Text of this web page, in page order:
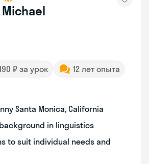
Michael
₽ за урок
12 лет опыта
Santa Monica, California
in linguistics
to suit individual needs and